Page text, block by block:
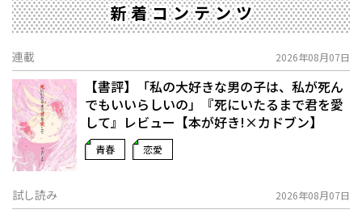
新着コンテンツ
連載 2026年08月07日
【書評】「私の大好きな男の子は、私が死ん
でもいいらしいの」――『死にいたるまで君を愛
して』レビュー【本が好き!×カドブン】
青春 恋愛
試し読み 2026年08月07日